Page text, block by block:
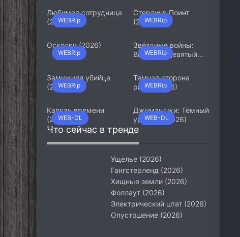
WEBRip
Любимая сотрудница
(2026)
WEBRip
Стерлинг-Поинт
(2026)
WEBRip
Осколки (2026)
WEBRip
Звёздные войны:
Видения. Девятый
WEBRip
Замужняя убийца
(2026)
WEBRip
Темная сторона
ринга (2026)
WEB-DL
Капкан времени
(2026)
WEB-DL
Джуманджи: Тёмный
уровень (2026)
Что сейчас в тренде
Ущелье (2026)
Гангстерленд (2026)
Хищные земли (2026)
Фоллаут (2026)
Электрический штат (2026)
Опустошение (2026)